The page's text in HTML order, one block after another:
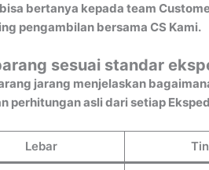
bertanya kepada team
pengambilan bersama CS Kami.
sesuai standar
jarang menjelaskan
perhitungan asli dari setiap
Lebar